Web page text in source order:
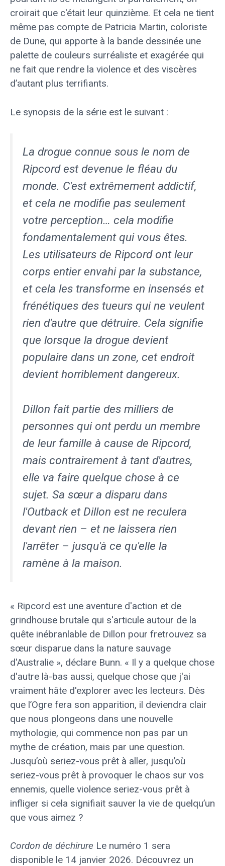
croirait que c'était leur quinzième. Et cela ne tient
même pas compte de Patricia Martin, coloriste
de Dune, qui apporte à la bande dessinée une
palette de couleurs surréaliste et exagérée qui
ne fait que rendre la violence et des viscères
d’autant plus terrifiants.
Le synopsis de la série est le suivant :
La drogue connue sous le nom de
Ripcord est devenue le fléau du
monde. C'est extrêmement addictif,
et cela ne modifie pas seulement
votre perception… cela modifie
fondamentalement qui vous êtes.
Les utilisateurs de Ripcord ontleur
corps entier envahi par la substance,
et cela les transforme en insensés et
frénétiques des tueurs qui ne veulent
rien d'autre que détruire. Cela signifie
que lorsque la drogue devient
populaire dans un zone, cet endroit
devient horriblement dangereux.
Dillon fait partie des milliers de
personnes qui ont perdu un membre
de leur famille à cause de Ripcord,
mais contrairement à tant d'autres,
elle va faire quelque chose à ce
sujet. Sa sœur a disparu dans
l'Outback et Dillon estne reculera
devant rien – et ne laissera rien
l'arrêter – jusqu'à ce qu'elle la
ramène à la maison.
« Ripcord est une aventure d'action et de
grindhouse brutale qui s'articule autour de la
quête inébranlable de Dillon pour fretrouvez sa
sœur disparue dans la nature sauvage
d'Australie », déclare Bunn. « Il y a quelque chose
d'autre là-bas aussi, quelque chose que j'ai
vraiment hâte d'explorer avec les lecteurs. Dès
que l’Ogre fera son apparition, il deviendra clair
que nous plongeons dans une nouvelle
mythologie, qui commence non pas par un
mythe de création, mais par une question.
Jusqu’où seriez-vous prêt à aller, jusqu’où
seriez-vous prêt à provoquer le chaos sur vos
ennemis, quelle violence seriez-vous prêt à
infliger si cela signifiait sauver la vie de quelqu’un
que vous aimez ?
Cordon de déchirure Le numéro 1 sera
disponible le 14 janvier 2026. Découvrez un